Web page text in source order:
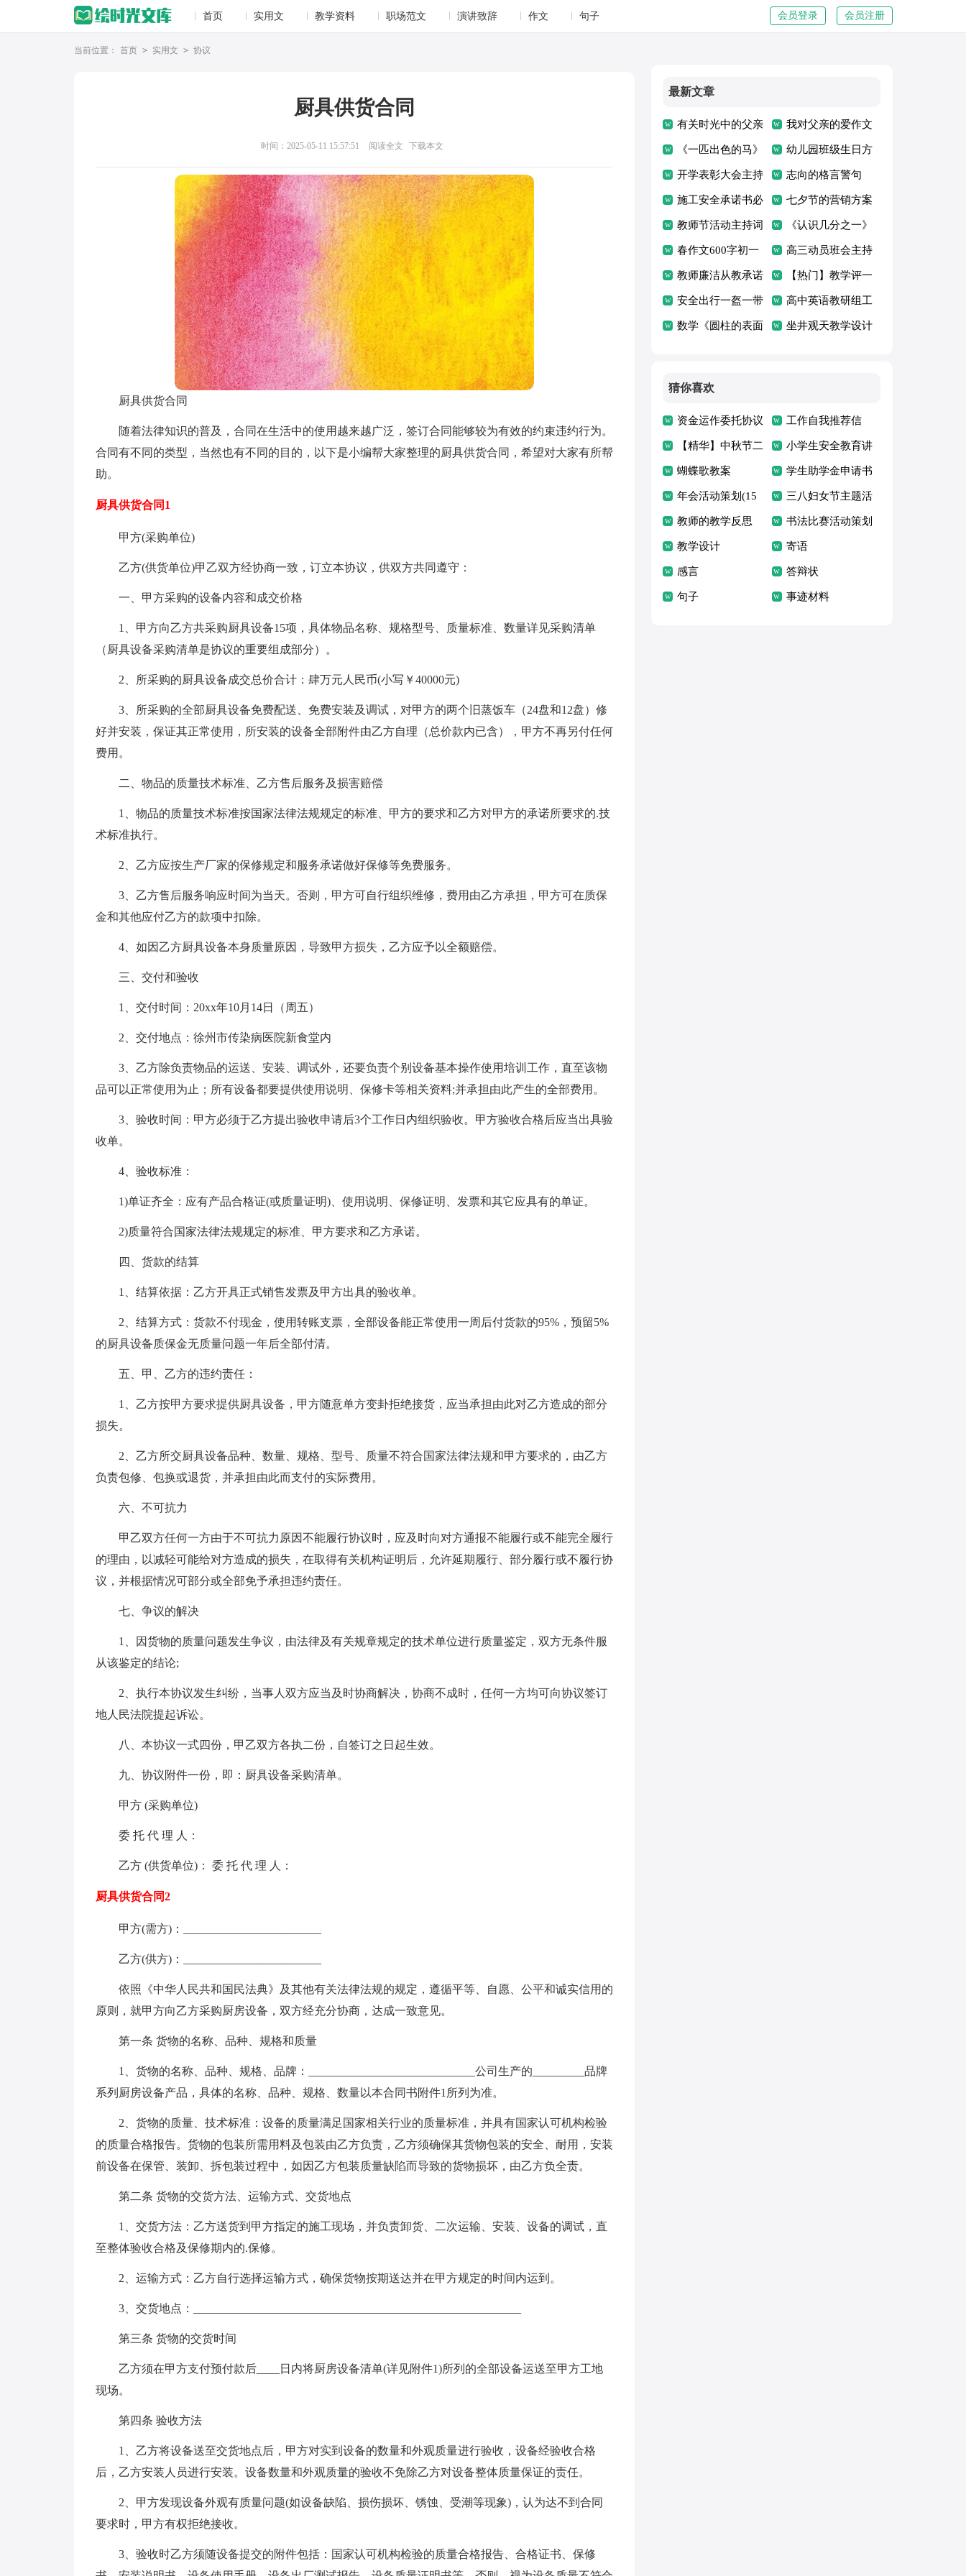
首页 实用文 教学资料 职场范文 演讲致辞 作文 句子 会员登录 会员注册
当前位置： 首页 > 实用文 > 协议
厨具供货合同
时间：2025-05-11 15:57:51 阅读全文 下载本文
厨具供货合同
随着法律知识的普及，合同在生活中的使用越来越广泛，签订合同能够较为有效的约束违约行为。
合同有不同的类型，当然也有不同的目的，以下是小编帮大家整理的厨具供货合同，希望对大家有所帮
助。
厨具供货合同1
甲方(采购单位)
乙方(供货单位)甲乙双方经协商一致，订立本协议，供双方共同遵守：
一、甲方采购的设备内容和成交价格
1、甲方向乙方共采购厨具设备15项，具体物品名称、规格型号、质量标准、数量详见采购清单
（厨具设备采购清单是协议的重要组成部分）。
2、所采购的厨具设备成交总价合计：肆万元人民币(小写￥40000元)
3、所采购的全部厨具设备免费配送、免费安装及调试，对甲方的两个旧蒸饭车（24盘和12盘）修
好并安装，保证其正常使用，所安装的设备全部附件由乙方自理（总价款内已含），甲方不再另付任何
费用。
二、物品的质量技术标准、乙方售后服务及损害赔偿
1、物品的质量技术标准按国家法律法规规定的标准、甲方的要求和乙方对甲方的承诺所要求的.技
术标准执行。
2、乙方应按生产厂家的保修规定和服务承诺做好保修等免费服务。
3、乙方售后服务响应时间为当天。否则，甲方可自行组织维修，费用由乙方承担，甲方可在质保
金和其他应付乙方的款项中扣除。
4、如因乙方厨具设备本身质量原因，导致甲方损失，乙方应予以全额赔偿。
三、交付和验收
1、交付时间：20xx年10月14日（周五）
2、交付地点：徐州市传染病医院新食堂内
3、乙方除负责物品的运送、安装、调试外，还要负责个别设备基本操作使用培训工作，直至该物
品可以正常使用为止；所有设备都要提供使用说明、保修卡等相关资料;并承担由此产生的全部费用。
3、验收时间：甲方必须于乙方提出验收申请后3个工作日内组织验收。甲方验收合格后应当出具验
收单。
4、验收标准：
1)单证齐全：应有产品合格证(或质量证明)、使用说明、保修证明、发票和其它应具有的单证。
2)质量符合国家法律法规规定的标准、甲方要求和乙方承诺。
四、货款的结算
1、结算依据：乙方开具正式销售发票及甲方出具的验收单。
2、结算方式：货款不付现金，使用转账支票，全部设备能正常使用一周后付货款的95%，预留5%
的厨具设备质保金无质量问题一年后全部付清。
五、甲、乙方的违约责任：
1、乙方按甲方要求提供厨具设备，甲方随意单方变卦拒绝接货，应当承担由此对乙方造成的部分
损失。
2、乙方所交厨具设备品种、数量、规格、型号、质量不符合国家法律法规和甲方要求的，由乙方
负责包修、包换或退货，并承担由此而支付的实际费用。
六、不可抗力
甲乙双方任何一方由于不可抗力原因不能履行协议时，应及时向对方通报不能履行或不能完全履行
的理由，以减轻可能给对方造成的损失，在取得有关机构证明后，允许延期履行、部分履行或不履行协
议，并根据情况可部分或全部免予承担违约责任。
七、争议的解决
1、因货物的质量问题发生争议，由法律及有关规章规定的技术单位进行质量鉴定，双方无条件服
从该鉴定的结论;
2、执行本协议发生纠纷，当事人双方应当及时协商解决，协商不成时，任何一方均可向协议签订
地人民法院提起诉讼。
八、本协议一式四份，甲乙双方各执二份，自签订之日起生效。
九、协议附件一份，即：厨具设备采购清单。
甲方 (采购单位)
委 托 代 理 人：
乙方 (供货单位)： 委 托 代 理 人：
厨具供货合同2
甲方(需方)：________________________
乙方(供方)：________________________
依照《中华人民共和国民法典》及其他有关法律法规的规定，遵循平等、自愿、公平和诚实信用的
原则，就甲方向乙方采购厨房设备，双方经充分协商，达成一致意见。
第一条 货物的名称、品种、规格和质量
1、货物的名称、品种、规格、品牌：_____________________________公司生产的_________品牌
系列厨房设备产品，具体的名称、品种、规格、数量以本合同书附件1所列为准。
2、货物的质量、技术标准：设备的质量满足国家相关行业的质量标准，并具有国家认可机构检验
的质量合格报告。货物的包装所需用料及包装由乙方负责，乙方须确保其货物包装的安全、耐用，安装
前设备在保管、装卸、拆包装过程中，如因乙方包装质量缺陷而导致的货物损坏，由乙方负全责。
第二条 货物的交货方法、运输方式、交货地点
1、交货方法：乙方送货到甲方指定的施工现场，并负责卸货、二次运输、安装、设备的调试，直
至整体验收合格及保修期内的.保修。
2、运输方式：乙方自行选择运输方式，确保货物按期送达并在甲方规定的时间内运到。
3、交货地点：_________________________________________________________
第三条 货物的交货时间
乙方须在甲方支付预付款后____日内将厨房设备清单(详见附件1)所列的全部设备运送至甲方工地
现场。
第四条 验收方法
1、乙方将设备送至交货地点后，甲方对实到设备的数量和外观质量进行验收，设备经验收合格
后，乙方安装人员进行安装。设备数量和外观质量的验收不免除乙方对设备整体质量保证的责任。
2、甲方发现设备外观有质量问题(如设备缺陷、损伤损坏、锈蚀、受潮等现象)，认为达不到合同
要求时，甲方有权拒绝接收。
3、验收时乙方须随设备提交的附件包括：国家认可机构检验的质量合格报告、合格证书、保修
最新文章
有关时光中的父亲
的作文优秀
我对父亲的爱作文
《一匹出色的马》
教学设计
幼儿园班级生日方
案
开学表彰大会主持
词
志向的格言警句
施工安全承诺书必
备[15篇]
七夕节的营销方案
教师节活动主持词 《认识几分之一》
说课稿
春作文600字初一 高三动员班会主持
稿
教师廉洁从教承诺
书
【热门】教学评一
体化心得体会
安全出行一盔一带
倡议书
高中英语教研组工
作计划
数学《圆柱的表面 坐井观天教学设计
猜你喜欢
资金运作委托协议 工作自我推荐信
【精华】中秋节二
年级作文300字九
篇
小学生安全教育讲
话稿
蝴蝶歌教案 学生助学金申请书
15篇
年会活动策划(15
篇)
三八妇女节主题活
动策划
教师的教学反思
(集合15篇)
书法比赛活动策划
教学设计 寄语
感言 答辩状
句子 事迹材料